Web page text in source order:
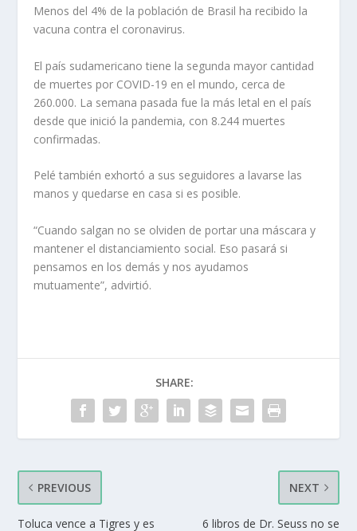
Menos del 4% de la población de Brasil ha recibido la
vacuna contra el coronavirus.
El país sudamericano tiene la segunda mayor cantidad
de muertes por COVID-19 en el mundo, cerca de
260.000. La semana pasada fue la más letal en el país
desde que inició la pandemia, con 8.244 muertes
confirmadas.
Pelé también exhortó a sus seguidores a lavarse las
manos y quedarse en casa si es posible.
“Cuando salgan no se olviden de portar una máscara y
mantener el distanciamiento social. Eso pasará si
pensamos en los demás y nos ayudamos
mutuamente”, advirtió.
SHARE:
PREVIOUS
Toluca vence a Tigres y es
NEXT
6 libros de Dr. Seuss no se